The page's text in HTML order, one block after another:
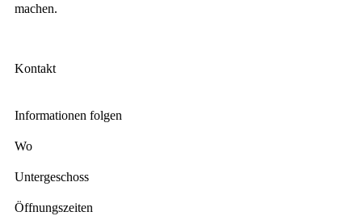
machen.
Kontakt
Informationen folgen
Wo
Untergeschoss
Öffnungszeiten